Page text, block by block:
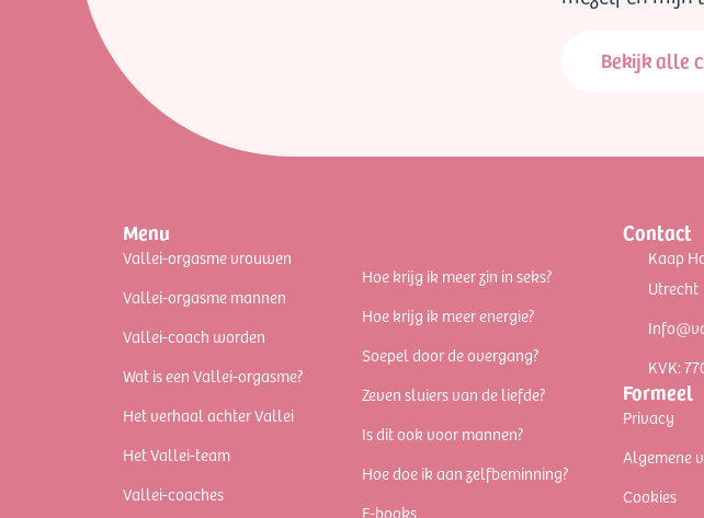
Bekijk alle
Menu
Vallei-orgasme vrouwen
Vallei-orgasme mannen
Vallei-coach worden
Wat is een Vallei-orgasme?
Het verhaal achter Vallei
Het Vallei-team
Vallei-coaches
Hoe krijg ik meer zin in seks?
Hoe krijg ik meer energie?
Soepel door de overgang?
Zeven sluiers van de liefde?
Is dit ook voor mannen?
Hoe doe ik aan zelfbeminning?
E-books
Contact
Kaap
Utrecht
KVK:
Formeel
Privacy
Algemene
Cookies